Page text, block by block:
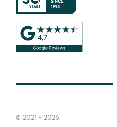
© 2021 - 2026